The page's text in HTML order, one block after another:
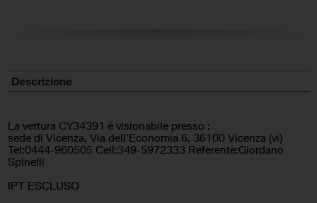
Autoradio digitale
Carica per smartphone a
induzione
Cerchi in lega
Descrizione
La vettura CY34391 è visionabile presso :
sede di Vicenza, Via dell'Economia 6, 36100 Vicenza (vi)
Tel:0444-960505 Cell:349-5972333 Referente:Giordano
Spinelli
IPT ESCLUSO